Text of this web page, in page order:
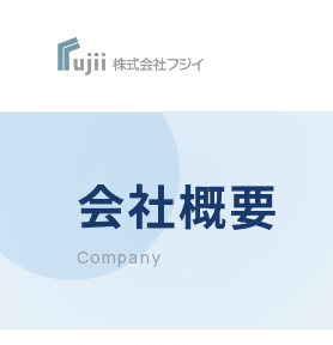
会社概要
Company